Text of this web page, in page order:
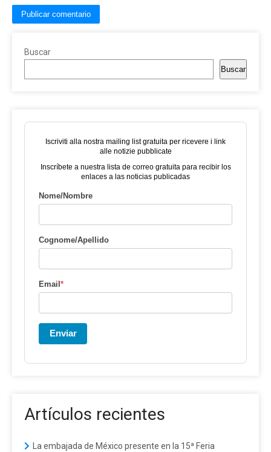
Buscar
Buscar
Iscriviti alla nostra mailing list gratuita per ricevere i link
alle notizie pubblicate
Inscríbete a nuestra lista de correo gratuita para recibir los
enlaces a las noticias publicadas
Nome/Nombre
Cognome/Apellido
Email*
Enviar
Artículos recientes
La embajada de México presente en la 15ª Feria